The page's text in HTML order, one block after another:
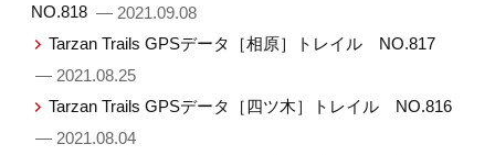
NO.818 — 2021.09.08
Tarzan Trails GPSデータ［相原］トレイル NO.817
— 2021.08.25
Tarzan Trails GPSデータ［四ツ木］トレイル NO.816
— 2021.08.04